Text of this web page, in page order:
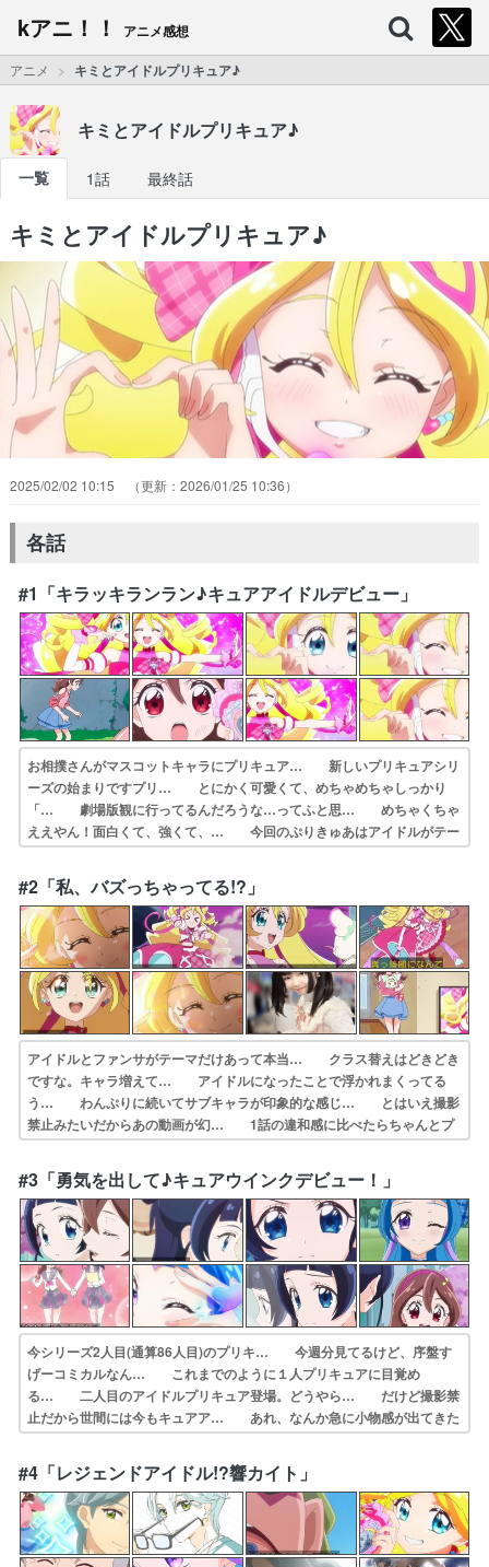
kアニ！！ アニメ感想
アニメ キミとアイドルプリキュア♪
キミとアイドルプリキュア♪
一覧 1話 最終話
キミとアイドルプリキュア♪
2025/02/02 10:15 2026/01/25 10:36
各話
#1「キラッキランラン♪キュアアイドルデビュー」
お相撲さんがマスコットキャラにプリキュア… 新しいプリキュアシリ
ーズの始まりですプリ… とにかく可愛くて、めちゃめちゃしっかり
「… 劇場版観に行ってるんだろうな…ってふと思… めちゃくちゃ
ええやん！面白くて、強くて、… 今回のぷりきゅあはアイドルがテー
マになっ… 皆様、おはようございます！今作も毎週頑張… 人間を
素材にしてマックランダーを錬成する… 普通に面白くて可愛い！！ウ
タちゃん良いキ… 桃から飛び出した小型浮遊生物がお前はアイ…
#2「私、バズっちゃってる!?」
アイドルとファンサがテーマだけあって本当… クラス替えはどきどき
ですな。キャラ増えて… アイドルになったことで浮かれまくってる
う… わんぷりに続いてサブキャラが印象的な感じ… とはいえ撮影
禁止みたいだからあの動画が幻… 1話の違和感に比べたらちゃんとプ
リキュア… の１話を８回目、２話を４回目みてる。これ… こうい
う気を失ったシーンを爪先から映して… 私、バズっちゃってる！？女
王、ニコ様路線… 」からのグーパンチはホント面白いｗプリキ…
#3「勇気を出して♪キュアウインクデビュー！」
今シリーズ2人目(通算86人目)のプリキ… 今週分見てるけど、序盤す
げーコミカルなん… これまでのように１人プリキュアに目覚め
る… 二人目のアイドルプリキュア登場。どうやら… だけど撮影禁
止だから世間には今もキュアア… あれ、なんか急に小物感が出てきた
ぞー（ど… 勇気を出して♪キュアウインクデビュー！ウ… コンク
ールでミスった事も知られてないとか… プリキュアのフォーマットと
して、「メンバ… 蒼風なな/キュアウインクのピアノに対する…
#4「レジェンドアイドル!?響カイト」